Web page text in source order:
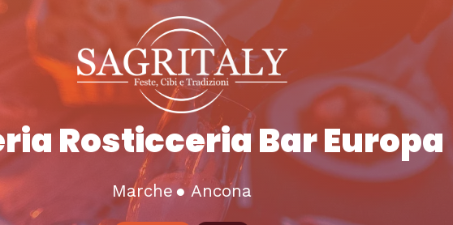
Rosticceria Bar Europa
Marche ●Ancona